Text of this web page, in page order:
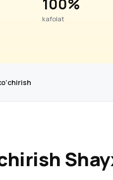
100%
kafolat